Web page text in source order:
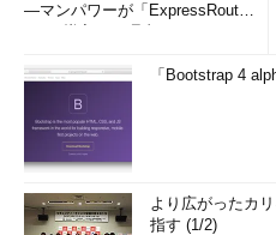
―マンパワーが「ExpressRout
「Bootstrap 4
より広がったカ
指す (1/2)